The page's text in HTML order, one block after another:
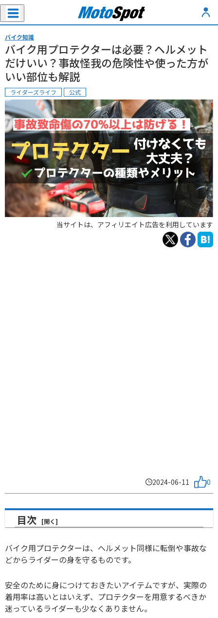
バイク知識
バイク用プロテクターは必要？ヘルメット
だけいい？事故怪我の危険性や使った方が
いい部位も解説
ライダーズライフ 公式
当サイトは、アフィリエイト広告を利用しています
2024-06-11 0
目次
バイク用プロテクターは、ヘルメット同様に転倒や事故な
どからライダーの身を守るものです。
安全のために身につけておきたいアイテムですが、実際の
着用率は高いとはいえず、プロテクターを用意するべきか
迷っているライダーも少なくありません。